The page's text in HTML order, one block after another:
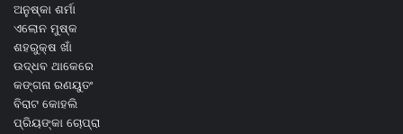
ଅନୁଷ୍କା ଶର୍ମା
ଏଲୋନ ମୁଷ୍କ
ଶହରୁକ୍ଷ ଖାଁ
ଉଦ୍ଧବ ଥାକେରେ
କଙ୍ଗନା ରଣୟୁତଂ
ବିରାଟ କୋହଲି
ପ୍ରିୟଙ୍କା ଚୋପ୍ରା